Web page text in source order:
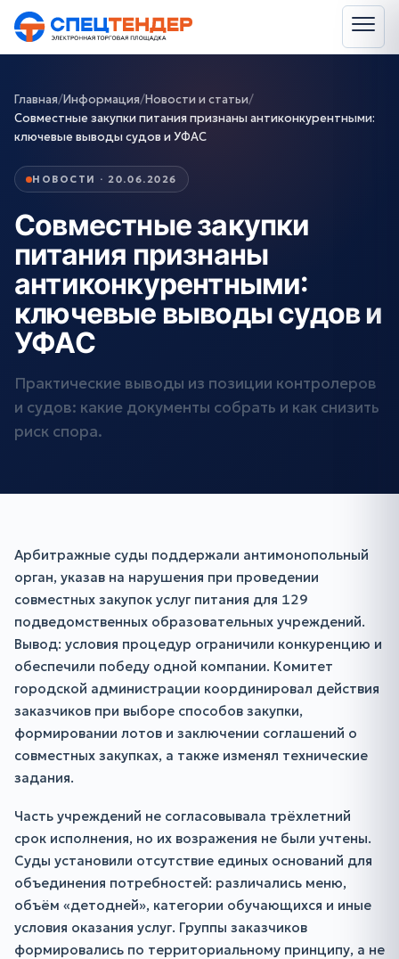
Главная/Информация/Новости и статьи/
Совместные закупки питания признаны антиконкурентными:
ключевые выводы судов и УФАС
НОВОСТИ · 20.06.2026
Совместные закупки
питания признаны
антиконкурентными:
ключевые выводы судов и
УФАС
Практические выводы из позиции контролеров
и судов: какие документы собрать и как снизить
риск спора.
Арбитражные суды поддержали антимонопольный
орган, указав на нарушения при проведении
совместных закупок услуг питания для 129
подведомственных образовательных учреждений.
Вывод: условия процедур ограничили конкуренцию и
обеспечили победу одной компании. Комитет
городской администрации координировал действия
заказчиков при выборе способов закупки,
формировании лотов и заключении соглашений о
совместных закупках, а также изменял технические
задания.
Часть учреждений не согласовывала трёхлетний
срок исполнения, но их возражения не были учтены.
Суды установили отсутствие единых оснований для
объединения потребностей: различались меню,
объём «детодней», категории обучающихся и иные
условия оказания услуг. Группы заказчиков
формировались по территориальному принципу, а не